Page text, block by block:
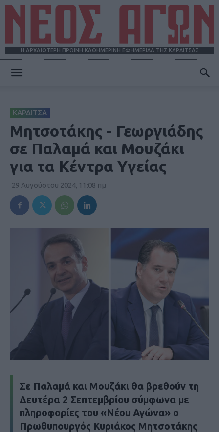
Η ΑΡΧΑΙΟΤΕΡΗ ΠΡΩΪΝΗ ΚΑΘΗΜΕΡΙΝΗ ΕΦΗΜΕΡΙΔΑ ΤΗΣ ΚΑΡΔΙΤΣΑΣ
ΚΑΡΔΙΤΣΑ
Μητσοτάκης - Γεωργιάδης
σε Παλαμά και Μουζάκι
για τα Κέντρα Υγείας
29 Αυγούστου 2024, 11:08 πμ
Σε Παλαμά και Μουζάκι θα βρεθούν τη
Δευτέρα 2 Σεπτεμβρίου σύμφωνα με
πληροφορίες του «Νέου Αγώνα» ο
Πρωθυπουργός Κυριάκος Μητσοτάκης